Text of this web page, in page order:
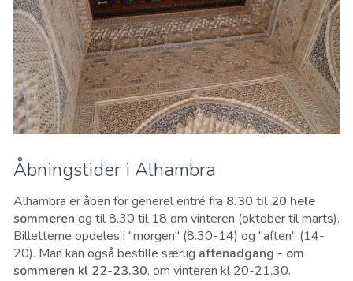
Åbningstider i Alhambra
Alhambra er åben for generel entré fra 8.30 til 20 hele
sommeren og til 8.30 til 18 om vinteren (oktober til marts).
Billetterne opdeles i "morgen" (8.30-14) og "aften" (14-
20). Man kan også bestille særlig aftenadgang - om
sommeren kl 22-23.30, om vinteren kl 20-21.30.